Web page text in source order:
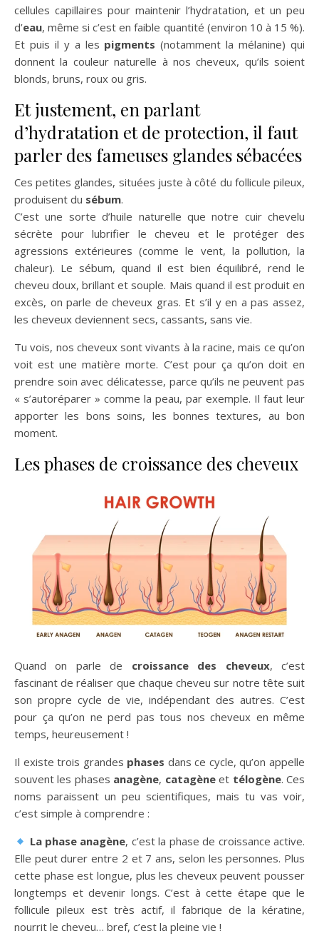
cellules capillaires pour maintenir l’hydratation, et un peu
d’eau, même si c’est en faible quantité (environ 10 à 15 %).
Et puis il y a les pigments (notamment la mélanine) qui
donnent la couleur naturelle à nos cheveux, qu’ils soient
blonds, bruns, roux ou gris.
Et justement, en parlant
d’hydratation et de protection, il faut
parler des fameuses glandes sébacées
Ces petites glandes, situées juste à côté du follicule pileux,
produisent du sébum.
C’est une sorte d’huile naturelle que notre cuir chevelu
sécrète pour lubrifier le cheveu et le protéger des
agressions extérieures (comme le vent, la pollution, la
chaleur). Le sébum, quand il est bien équilibré, rend le
cheveu doux, brillant et souple. Mais quand il est produit en
excès, on parle de cheveux gras. Et s’il y en a pas assez,
les cheveux deviennent secs, cassants, sans vie.
Tu vois, nos cheveux sont vivants à la racine, mais ce qu’on
voit est une matière morte. C’est pour ça qu’on doit en
prendre soin avec délicatesse, parce qu’ils ne peuvent pas
« s’autoréparer » comme la peau, par exemple. Il faut leur
apporter les bons soins, les bonnes textures, au bon
moment.
Les phases de croissance des cheveux
Quand on parle de croissance des cheveux, c’est
fascinant de réaliser que chaque cheveu sur notre tête suit
son propre cycle de vie, indépendant des autres. C’est
pour ça qu’on ne perd pas tous nos cheveux en même
temps, heureusement !
Il existe trois grandes phases dans ce cycle, qu’on appelle
souvent les phases anagène, catagèneet télogène. Ces
noms paraissent un peu scientifiques, mais tu vas voir,
c’est simple à comprendre :
La phase anagène, c’est la phase de croissance active.
Elle peut durer entre 2 et 7 ans, selon les personnes. Plus
cette phase est longue, plus les cheveux peuvent pousser
longtemps et devenir longs. C’est à cette étape que le
follicule pileux est très actif, il fabrique de la kératine,
nourrit le cheveu… bref, c’est la pleine vie !